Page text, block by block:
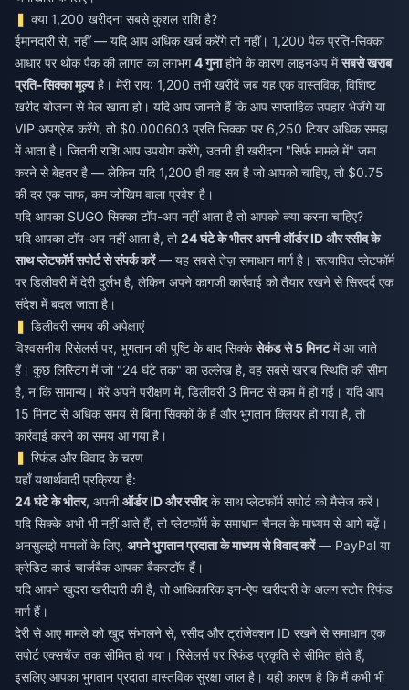
क्या 1,200 खरीदना सबसे कुशल राशि है?
ईमानदारी से, नहीं — यदि आप अधिक खर्च करेंगे तो नहीं। 1,200 पैक प्रति-सिक्का
आधार पर थोक पैक की लागत का लगभग4 गुनाहोने के कारण लाइनअप मेंसबसे खराब
प्रति-सिक्का मूल्यहै। मेरी राय: 1,200 तभी खरीदें जब यह एक वास्तविक, विशिष्ट
खरीद योजना से मेल खाता हो। यदि आप जानते हैं कि आप साप्ताहिक उपहार भेजेंगे या
VIP अपग्रेड करेंगे, तो $0.000603 प्रति सिक्का पर 6,250 टियर अधिक समझ
में आता है। जितनी राशि आप उपयोग करेंगे, उतनी ही खरीदना "सिर्फ मामले में" जमा
करने से बेहतर है — लेकिन यदि 1,200 ही वह सब है जो आपको चाहिए, तो $0.75
की दर एक साफ, कम जोखिम वाला प्रवेश है।
यदि आपका SUGO सिक्का टॉप-अप नहीं आता है तो आपको क्या करना चाहिए?
यदि आपका टॉप-अप नहीं आता है, तो24 घंटे के भीतर अपनी ऑर्डर ID और रसीद के
साथ प्लेटफॉर्म सपोर्ट से संपर्क करें— यह सबसे तेज़ समाधान मार्ग है। सत्यापित प्लेटफॉर्म
पर डिलीवरी में देरी दुर्लभ है, लेकिन अपने कागजी कार्रवाई को तैयार रखने से सिरदर्द एक
संदेश में बदल जाता है।
डिलीवरी समय की अपेक्षाएं
विश्वसनीय रिसेलर्स पर, भुगतान की पुष्टि के बाद सिक्केसेकंड से 5 मिनटमें आ जाते
हैं। कुछ लिस्टिंग में जो "24 घंटे तक" का उल्लेख है, वह सबसे खराब स्थिति की सीमा
है, न कि सामान्य। मेरे अपने परीक्षण में, डिलीवरी 3 मिनट से कम में हो गई। यदि आप
15 मिनट से अधिक समय से बिना सिक्कों के हैं और भुगतान क्लियर हो गया है, तो
कार्रवाई करने का समय आ गया है।
रिफंड और विवाद के चरण
यहाँ यथार्थवादी प्रक्रिया है:
24 घंटे के भीतर, अपनीऑर्डर ID और रसीदके साथ प्लेटफॉर्म सपोर्ट को मैसेज करें।
यदि सिक्के अभी भी नहीं आते हैं, तो प्लेटफॉर्म के समाधान चैनल के माध्यम से आगे बढ़ें।
अनसुलझे मामलों के लिए, अपने भुगतान प्रदाता के माध्यम से विवाद करें— PayPal या
क्रेडिट कार्ड चार्जबैक आपका बैकस्टॉप हैं।
यदि आपने खुदरा खरीदारी की है, तो आधिकारिक इन-ऐप खरीदारी के अलग स्टोर रिफंड
मार्ग हैं।
देरी से आए मामले को खुद संभालने से, रसीद और ट्रांजेक्शन ID रखने से समाधान एक
सपोर्ट एक्सचेंज तक सीमित हो गया। रिसेलर्स पर रिफंड प्रकृति से सीमित होते हैं,
इसलिए आपका भुगतान प्रदाता वास्तविक सुरक्षा जाल है। यही कारण है कि मैं कभी भी